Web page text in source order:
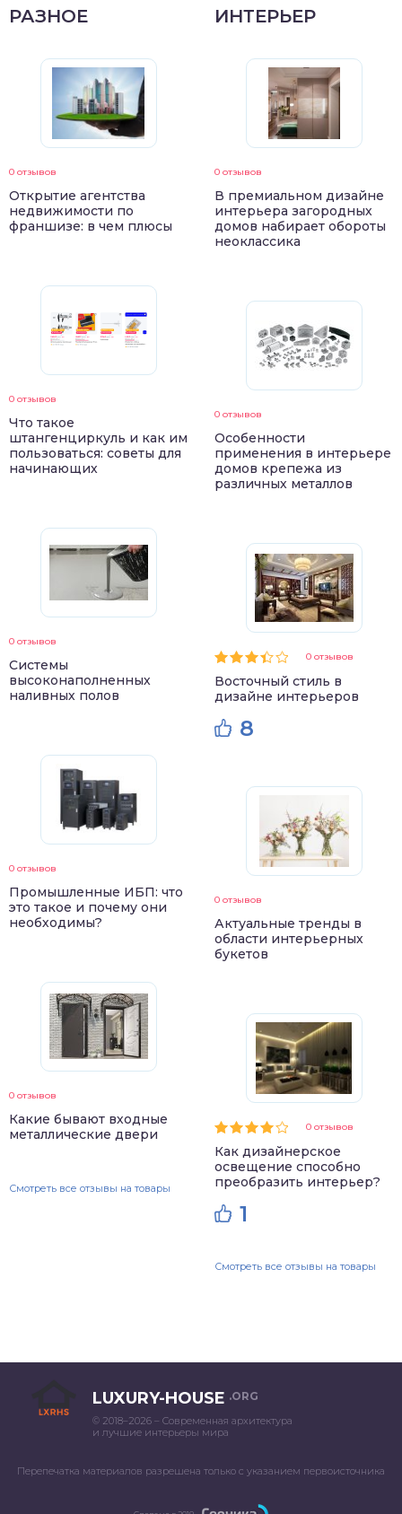
РАЗНОЕ
0 отзывов
Открытие агентства
недвижимости по
франшизе: в чем плюсы
0 отзывов
Что такое
штангенциркуль и как им
пользоваться: советы для
начинающих
0 отзывов
Системы
высоконаполненных
наливных полов
0 отзывов
Промышленные ИБП: что
это такое и почему они
необходимы?
0 отзывов
Какие бывают входные
металлические двери
Смотреть все отзывы на товары
ИНТЕРЬЕР
0 отзывов
В премиальном дизайне
интерьера загородных
домов набирает обороты
неоклассика
0 отзывов
Особенности
применения в интерьере
домов крепежа из
различных металлов
0 отзывов
Восточный стиль в
дизайне интерьеров
8
0 отзывов
Актуальные тренды в
области интерьерных
букетов
0 отзывов
Как дизайнерское
освещение способно
преобразить интерьер?
1
Смотреть все отзывы на товары
LUXURY-HOUSE .ORG
© 2018–2026 – Современная архитектура
и лучшие интерьеры мира
Перепечатка материалов разрешена только с указанием первоисточника